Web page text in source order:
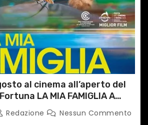
al cinema all’aperto del
LA MIA FAMIGLIA A
Redazione Nessun Commento